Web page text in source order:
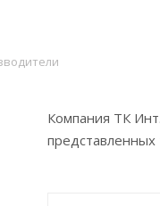
Компания ТК
представленных